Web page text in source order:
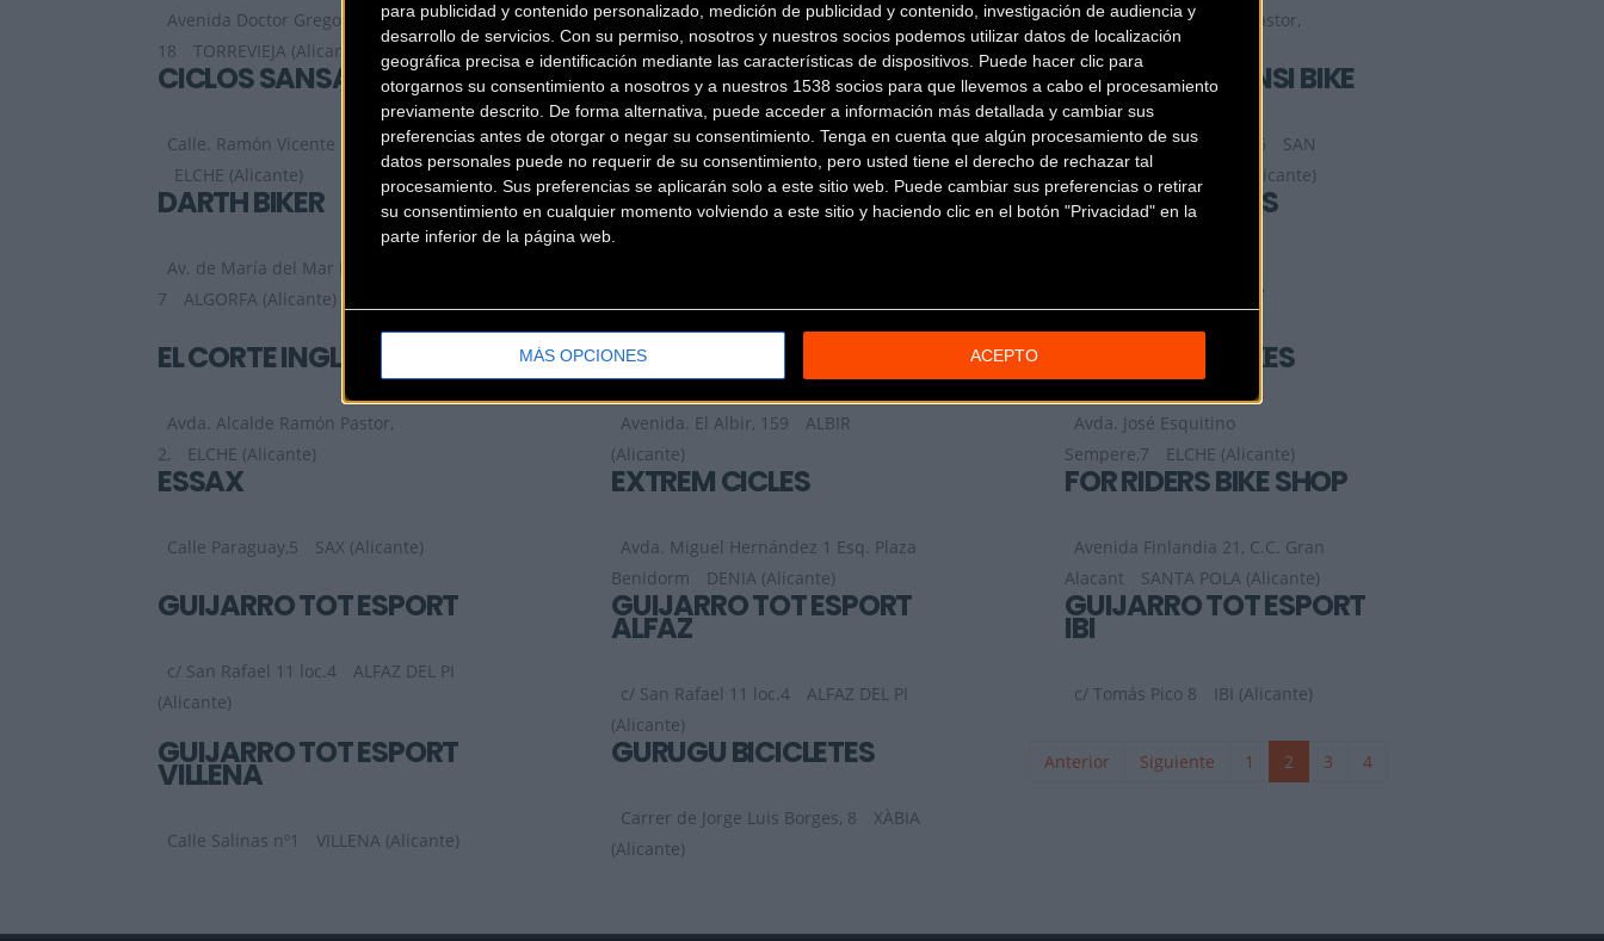
para publicidad y contenido personalizado, medición de publicidad y contenido, investigación de audiencia y
desarrollo de servicios. Con su permiso, nosotros y nuestros socios podemos utilizar datos de localización
geográfica precisa e identificación mediante las características de dispositivos. Puede hacer clic para
otorgarnos su consentimiento a nosotros y a nuestros 1538 socios para que llevemos a cabo el procesamiento
previamente descrito. De forma alternativa, puede acceder a información más detallada y cambiar sus
preferencias antes de otorgar o negar su consentimiento. Tenga en cuenta que algún procesamiento de sus
datos personales puede no requerir de su consentimiento, pero usted tiene el derecho de rechazar tal
procesamiento. Sus preferencias se aplicarán solo a este sitio web. Puede cambiar sus preferencias o retirar
su consentimiento en cualquier momento volviendo a este sitio y haciendo clic en el botón "Privacidad" en la
parte inferior de la página web.
MÁS OPCIONES ACEPTO
Avenida Doctor Gregorio Marañón
18
TORREVIEJA (Alicante)
Avda. Catedrático Soler,
23
ALICANTE (Alicante)
Calle Manuel Vicente Pastor,
CICLOS SANSANO
Calle. Ramón Vicente Serrano, 3
ELCHE (Alicante)
CICLOS TONY CALPE
Calle Blasco Ibáñez 10 A
CALPE
(Alicante)
CONNECT ASENSI BIKE
Av. Primero de Mayo, 46
SAN
VICENTE DEL RASPEIG (Alicante)
DARTH BIKER
Av. de María del Mar Rodríguez, nº
7
ALGORFA (Alicante)
DECATHLON LA ZENIA
05
Orihuela Costa (Alicante)
EL CORTE INGLES
ALICANTE
Avenida de Maisonnave
EL CORTE INGLES ELCHE
Avda. Alcalde Ramón Pastor,
2,
ELCHE (Alicante)
ELITE BIKES ALBIR
Avenida. El Albir, 159
ALBIR
(Alicante)
ELXENDURO BIKES
Avda. José Esquitino
Sempere,7
ELCHE (Alicante)
ESSAX
Calle Paraguay,5 SAX (Alicante)
EXTREM CICLES
Avda. Miguel Hernández 1 Esq. Plaza
Benidorm
DENIA (Alicante)
FOR RIDERS BIKE SHOP
Avenida Finlandia 21, C.C. Gran
Alacant
SANTA POLA (Alicante)
GUIJARRO TOT ESPORT
c/ San Rafael 11 loc.4
ALFAZ DEL PI
(Alicante)
GUIJARRO TOT ESPORT
ALFAZ
c/ San Rafael 11 loc.4
ALFAZ DEL PI
(Alicante)
GUIJARRO TOT ESPORT
IBI
c/ Tomás Pico 8 IBI (Alicante)
GUIJARRO TOT ESPORT
VILLENA
Calle Salinas nº1 VILLENA (Alicante)
GURUGÚ BICICLETES
Carrer de Jorge Luis Borges, 8
XÀBIA
(Alicante)
Anterior Siguiente 1 2 3 4